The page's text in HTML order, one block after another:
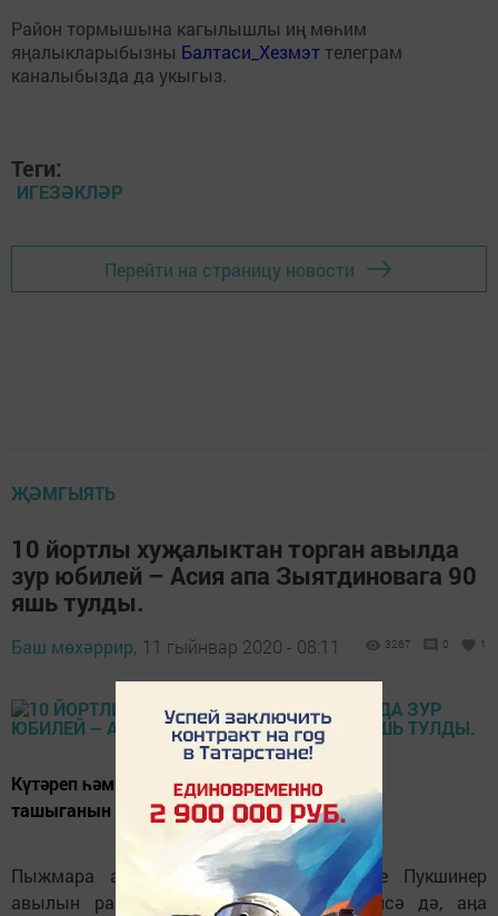
Район тормышына кагылышлы иң мөһим
яңалыкларыбызны Балтаси_Хезмэт телеграм
каналыбызда да укыгыз.
Теги:
ИГЕЗӘКЛӘР
Перейти на страницу новости
ҖӘМГЫЯТЬ
10 йортлы хуҗалыктан торган авылда
зур юбилей – Асия апа Зыятдиновага 90
яшь тулды.
Баш мөхәррир, 11 гыйнвар 2020 - 08:11 3267 0 1
Күтәреп һәм чанада тартып күпме товар
ташыганын бары үзе генә белә.
Пыжмара авыл җирлегенә кергән Иске Пукшинер
авылын районда күпләр белми дә, белсә дә, аӊа